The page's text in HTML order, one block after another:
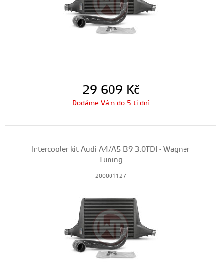
29 609 Kč
Dodáme Vám do 5 ti dní
Intercooler kit Audi A4/A5 B9 3.0TDI - Wagner
Tuning
200001127